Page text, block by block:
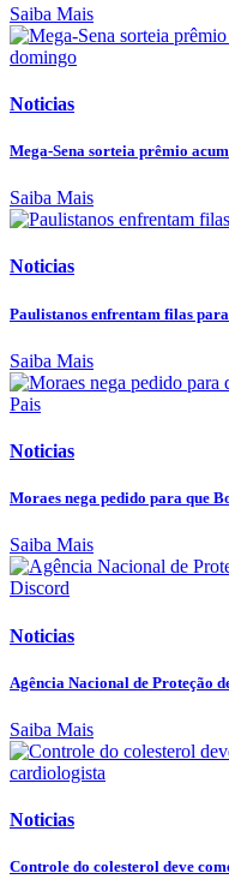
Saiba Mais
Noticias
Mega-Sena sorteia prêmio
Saiba Mais
Noticias
Paulistanos enfrentam filas
Saiba Mais
Noticias
Moraes nega pedido para que
Saiba Mais
Noticias
Agência Nacional de Proteção
Saiba Mais
Noticias
Controle do colesterol deve